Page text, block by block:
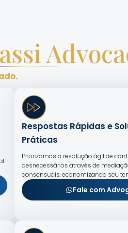
Respostas Rápidas e
Práticas
Priorizamos a resolução ágil de
desnecessários através de
consensuais, economizando seu
Fale com